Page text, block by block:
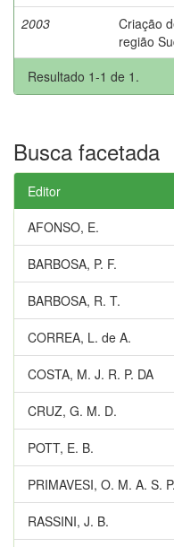
2003
Criação
região
Resultado 1-1 de 1.
Busca facetada
Editor
AFONSO, E.
BARBOSA, P. F.
BARBOSA, R. T.
CORREA, L. de A.
COSTA, M. J. R. P. DA
CRUZ, G. M. D.
POTT, E. B.
PRIMAVESI, O. M. A. S.
RASSINI, J. B.